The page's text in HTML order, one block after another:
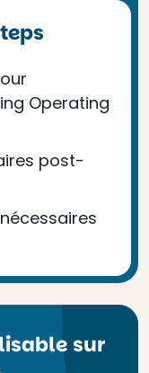
Operating
post-
sur